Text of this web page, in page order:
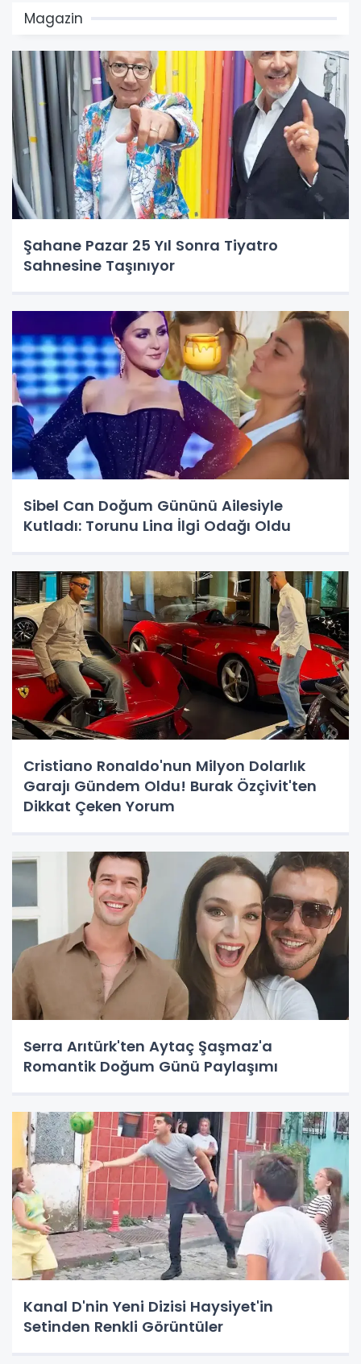
Magazin
Şahane Pazar 25 Yıl Sonra Tiyatro
Sahnesine Taşınıyor
Sibel Can Doğum Gününü Ailesiyle
Kutladı: Torunu Lina İlgi Odağı Oldu
Cristiano Ronaldo'nun Milyon Dolarlık
Garajı Gündem Oldu! Burak Özçivit'ten
Dikkat Çeken Yorum
Serra Arıtürk'ten Aytaç Şaşmaz'a
Romantik Doğum Günü Paylaşımı
Kanal D'nin Yeni Dizisi Haysiyet'in
Setinden Renkli Görüntüler